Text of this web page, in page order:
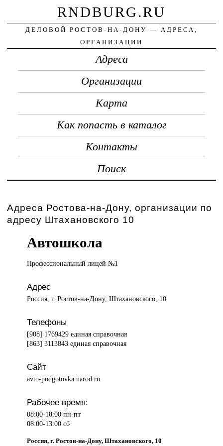
RNDBURG.RU
ДЕЛОВОЙ РОСТОВ-НА-ДОНУ — АДРЕСА,
ОРГАНИЗАЦИИ
Адреса
Организации
Карта
Как попасть в каталог
Контакты
Поиск
Адреса Ростова-на-Дону, организации по
адресу Штахановского 10
Автошкола
Профессиональный лицей№1
Адрес
Россия, г. Ростов-на-Дону, Штахановского, 10
Телефоны
[908] 1769429 единая справочная
[863] 3113843 единая справочная
Сайт
avto-podgotovka.narod.ru
Рабочее время:
08:00-18:00 пн-пт
08:00-13:00 сб
Россия, г. Ростов-на-Дону, Штахановского, 10